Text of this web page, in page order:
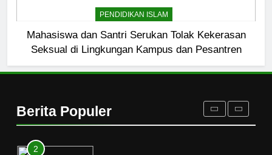
PENDIDIKAN ISLAM
Mahasiswa dan Santri Serukan Tolak Kekerasan
Seksual di Lingkungan Kampus dan Pesantren
Berita Populer
Etika Buruk Kaum “Bangsawan”
1
Terancam dan Tipuan Diri
HIKMAH
2